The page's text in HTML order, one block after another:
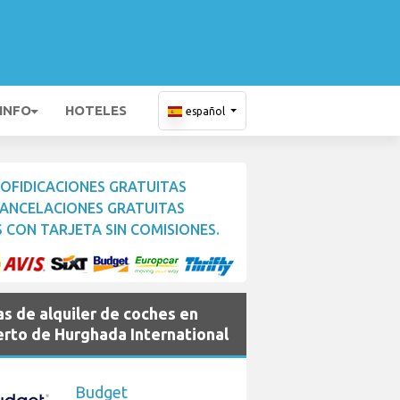
HOTELES español
GRATUITAS
GRATUITAS
CON TARJETA SIN COMISIONES.
de alquiler de coches en
de Hurghada International
Budget